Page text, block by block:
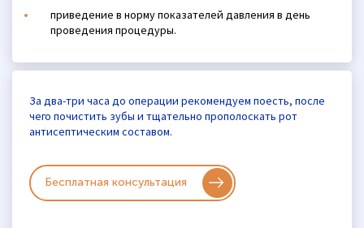
приведение в норму показателей давления в день
проведения процедуры.
За два-три часа до операции рекомендуем поесть, после
чего почистить зубы и тщательно прополоскать рот
антисептическим составом.
Бесплатная консультация